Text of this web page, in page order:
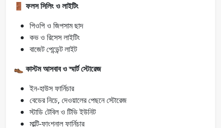
🚪 ফলস সিলিং ও লাইটিং
পিওপি ও জিপসাম ছাদ
কভ ও রিসেস লাইটিং
বাজেট পেন্ডেন্ট লাইট
👞 কাস্টম আসবাব ও স্মার্ট স্টোরেজ
ইন-হাউস ফার্নিচার
বেডের নিচে, দেওয়ালের পেছনে স্টোরেজ
স্টাডি টেবিল ও টিভি ইউনিট
মাল্টি-ফাংশনাল ফার্নিচার